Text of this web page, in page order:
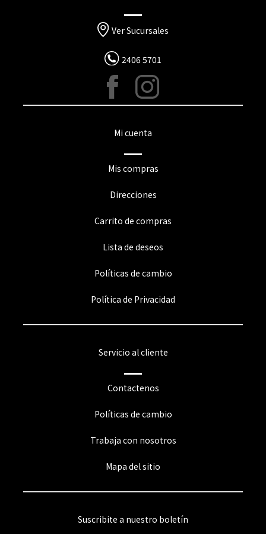
Ver Sucursales
2406 5701
Mi cuenta
Mis compras
Direcciones
Carrito de compras
Lista de deseos
Políticas de cambio
Política de Privacidad
Servicio al cliente
Contactenos
Políticas de cambio
Trabaja con nosotros
Mapa del sitio
Suscribite a nuestro boletín